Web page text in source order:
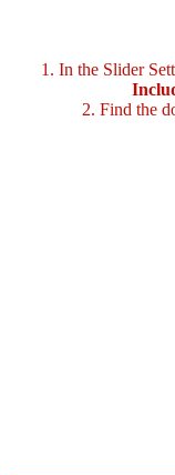
1. In the Slider
2. Find the